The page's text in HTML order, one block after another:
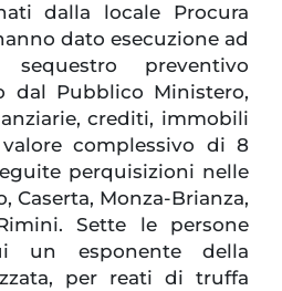
dalla locale Procura
dato esecuzione ad
preventivo
dal Pubblico Ministero,
crediti, immobili
complessivo di 8
perquisizioni nelle
Caserta, Monza-Brianza,
Sette le persone
un esponente della
per reati di truffa